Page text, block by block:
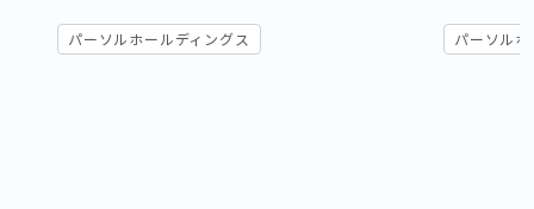
フィリピン・セブ島レポート ― グ
ローバル環境で価値を出せる人材
パーソルホールディングス パーソル